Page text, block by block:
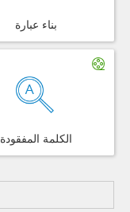
بناء عبارة
الكلمة المفقودة